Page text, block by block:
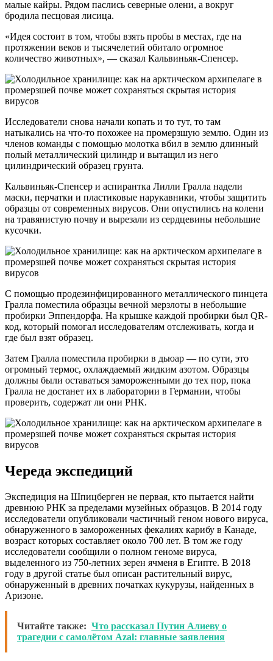
малые кайры. Рядом паслись северные олени, а вокруг
бродила песцовая лисица.
«Идея состоит в том, чтобы взять пробы в местах, где на
протяжении веков и тысячелетий обитало огромное
количество животных», — сказал Кальвиньяк-Спенсер.
Исследователи снова начали копать и то тут, то там
натыкались на что-то похожее на промерзшую землю. Один из
членов команды с помощью молотка вбил в землю длинный
полый металлический цилиндр и вытащил из него
цилиндрический образец грунта.
Кальвиньяк-Спенсер и аспирантка Лилли Гралла надели
маски, перчатки и пластиковые нарукавники, чтобы защитить
образцы от современных вирусов. Они опустились на колени
на травянистую почву и вырезали из сердцевины небольшие
кусочки.
С помощью продезинфицированного металлического пинцета
Гралла поместила образцы вечной мерзлоты в небольшие
пробирки Эппендорфа. На крышке каждой пробирки был QR-
код, который помогал исследователям отслеживать, когда и
где был взят образец.
Затем Гралла поместила пробирки в дьюар — по сути, это
огромный термос, охлаждаемый жидким азотом. Образцы
должны были оставаться замороженными до тех пор, пока
Гралла не достанет их в лаборатории в Германии, чтобы
проверить, содержат ли они РНК.
Череда экспедиций
Экспедиция на Шпицберген не первая, кто пытается найти
древнюю РНК за пределами музейных образцов. В 2014 году
исследователи опубликовали частичный геном нового вируса,
обнаруженного в замороженных фекалиях карибу в Канаде,
возраст которых составляет около 700 лет. В том же году
исследователи сообщили о полном геноме вируса,
выделенного из 750-летних зерен ячменя в Египте. В 2018
году в другой статье был описан растительный вирус,
обнаруженный в древних початках кукурузы, найденных в
Аризоне.
Читайте также: Что рассказал Путин Алиеву о
трагедии с самолётом Azal: главные заявления